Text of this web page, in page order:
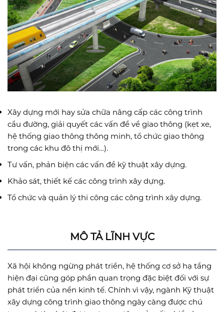
Xây dựng mới hay sửa chữa nâng cấp các công trình
cầu đường, giải quyết các vấn đề về giao thông (kẹt xe,
hệ thống giao thông thông minh, tổ chức giao thông
trong các khu đô thị mới…).
Tư vấn, phản biện các vấn đề kỹ thuật xây dựng.
Khảo sát, thiết kế các công trình xây dựng.
Tổ chức và quản lý thi công các công trình xây dựng.
MÔ TẢ LĨNH VỰC
Xã hội không ngừng phát triển, hệ thống cơ sở hạ tầng
hiện đại cũng góp phần quan trọng đặc biệt đối với sự
phát triển của nền kinh tế. Chính vì vậy, ngành Kỹ thuật
xây dựng công trình giao thông ngày càng được chú